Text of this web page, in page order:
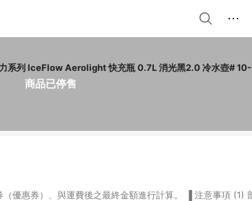
商品已停售
系列 IceFlow Aerolight 快充瓶 0.7L 消光黑2.0 冷水壺# 10-